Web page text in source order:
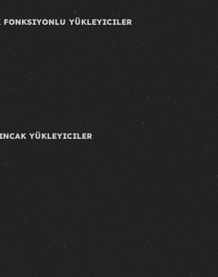
YÜKLEYICILER
YÜKLEYICILER